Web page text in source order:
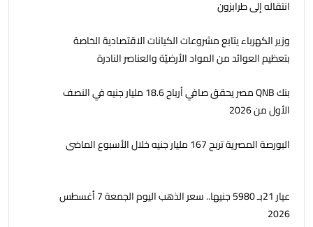
انتقاله إلى طرابزون
وزير الكهرباء يتابع مشروعات الكيانات الاقتصادية الخاصة
بتعظيم العوائد من المواد الأرضيّة والعناصر النادرة
بنك QNB مصر يحقق صافي أرباح 18.6 مليار جنيه في النصف
الأول من 2026
البورصة المصرية تربح 167 مليار جنيه خلال الأسبوع الماضى
عيار 21بـ 5980 جنيها.. سعر الذهب اليوم الجمعة 7 أغسطس
2026